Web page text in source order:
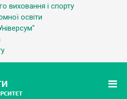
виховання і спорту
освіти